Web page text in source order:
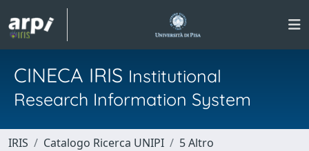
CINECA IRIS Institutional
Research Information System
IRIS Catalogo Ricerca UNIPI
5 Altro